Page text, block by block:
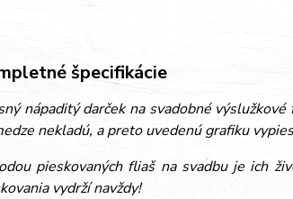
špecifikácie
nápaditý darček na svadobné
nekladú, a preto uvedenú grafiku
pieskovaných fliaš na svadbu je ich
vydrží navždy!